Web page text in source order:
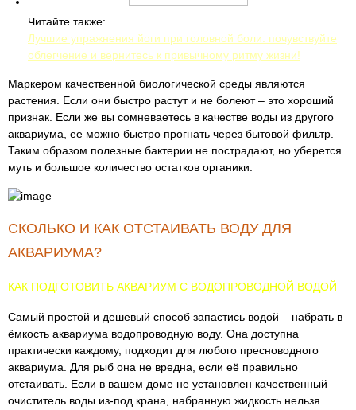
Читайте также:
Лучшие упражнения йоги при головной боли: почувствуйте
облегчение и вернитесь к привычному ритму жизни!
Маркером качественной биологической среды являются
растения. Если они быстро растут и не болеют – это хороший
признак. Если же вы сомневаетесь в качестве воды из другого
аквариума, ее можно быстро прогнать через бытовой фильтр.
Таким образом полезные бактерии не пострадают, но уберется
муть и большое количество остатков органики.
СКОЛЬКО И КАК ОТСТАИВАТЬ ВОДУ ДЛЯ
АКВАРИУМА?
КАК ПОДГОТОВИТЬ АКВАРИУМ С ВОДОПРОВОДНОЙ ВОДОЙ
Самый простой и дешевый способ запастись водой – набрать в
ёмкость аквариума водопроводную воду. Она доступна
практически каждому, подходит для любого пресноводного
аквариума. Для рыб она не вредна, если её правильно
отстаивать. Если в вашем доме не установлен качественный
очиститель воды из-под крана, набранную жидкость нельзя